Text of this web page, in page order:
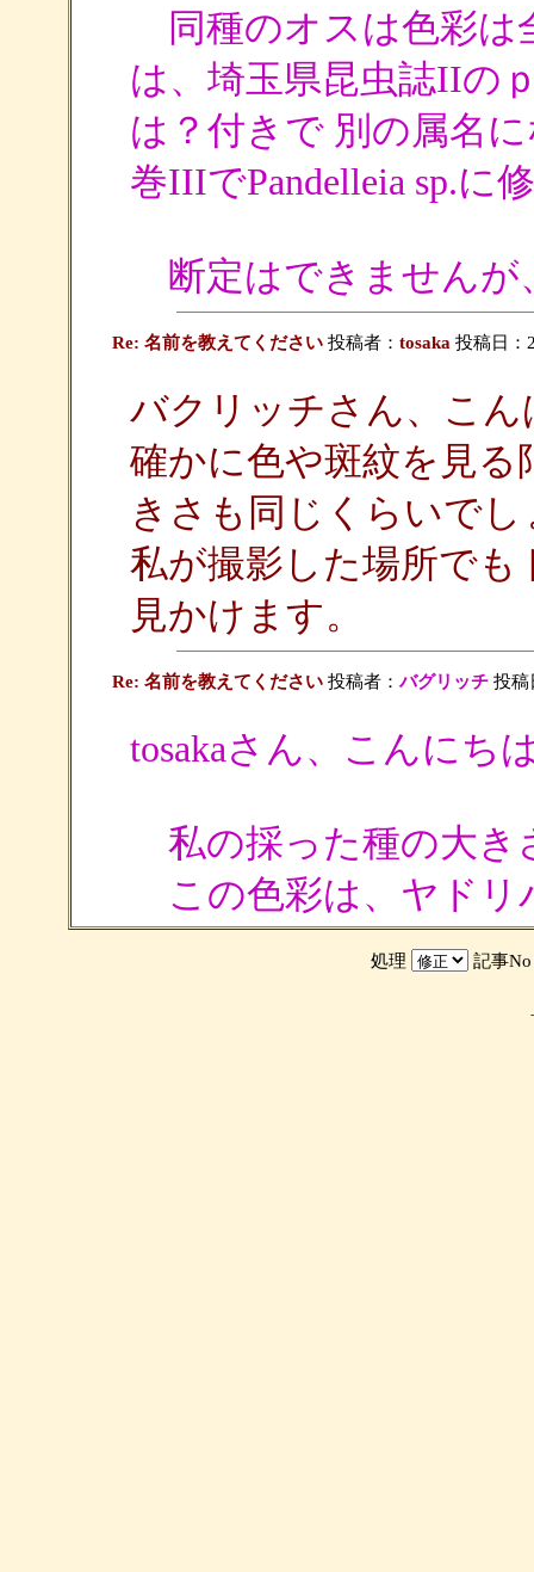
同種のオスは色彩は
は、埼玉県昆虫誌IIの
は？付きで 別の属名
巻IIIでPandelleia sp.に
断定はできませんが
Re: 名前を教えてください投稿者： tosaka 投稿日：
バクリッチさん、こん
確かに色や斑紋を見る
きさも同じくらいでし
私が撮影した場所で
見かけます。
Re: 名前を教えてください投稿者：バグリッチ投稿
tosakaさん、こんにち
私の採った種の大き
この色彩は、ヤドリ
処理 記事